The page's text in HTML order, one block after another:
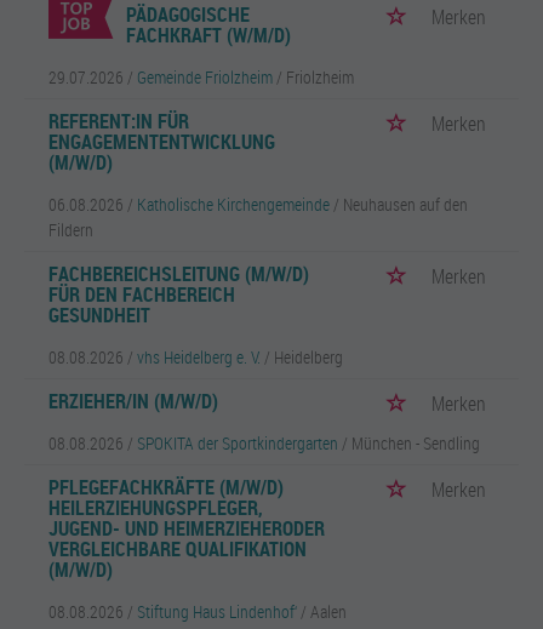
PÄDAGOGISCHE
FACHKRAFT (W/M/D)
Merken
29.07.2026 / Gemeinde Friolzheim / Friolzheim
REFERENT:IN FÜR
ENGAGEMENTENTWICKLUNG
(M/W/D)
Merken
06.08.2026 / Katholische Kirchengemeinde / Neuhausen auf den
Fildern
FACHBEREICHSLEITUNG (M/W/D)
FÜR DEN FACHBEREICH
GESUNDHEIT
Merken
08.08.2026 / vhs Heidelberg e. V. / Heidelberg
ERZIEHER/IN (M/W/D) Merken
08.08.2026 / SPOKITA der Sportkindergarten / München - Sendling
PFLEGEFACHKRÄFTE (M/W/D)
HEILERZIEHUNGSPFLEGER,
JUGEND- UND HEIMERZIEHERODER
VERGLEICHBARE QUALIFIKATION
(M/W/D)
Merken
08.08.2026 / Stiftung Haus Lindenhof‘ / Aalen